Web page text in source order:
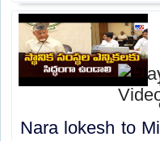
Nara lokesh to